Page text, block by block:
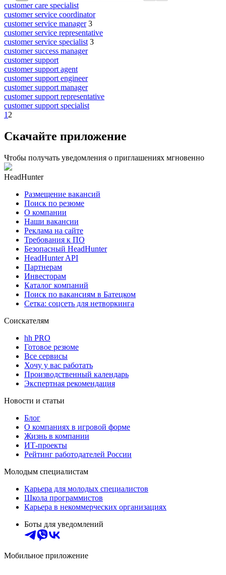
customer care specialist
customer service coordinator
customer service manager 3
customer service representative
customer service specialist 3
customer success manager
customer support
customer support agent
customer support engineer
customer support manager
customer support representative
customer support specialist
1 2
Скачайте приложение
Чтобы получать уведомления о приглашениях мгновенно
HeadHunter
Размещение вакансий
Поиск по резюме
О компании
Наши вакансии
Реклама на сайте
Требования к ПО
Безопасный HeadHunter
HeadHunter API
Партнерам
Инвесторам
Каталог компаний
Поиск по вакансиям в Батецком
Сетка: соцсеть для нетворкинга
Соискателям
hh PRO
Готовое резюме
Все сервисы
Хочу у вас работать
Производственный календарь
Экспертная рекомендация
Новости и статьи
Блог
О компаниях в игровой форме
Жизнь в компании
ИТ-проекты
Рейтинг работодателей России
Молодым специалистам
Карьера для молодых специалистов
Школа программистов
Карьера в некоммерческих организациях
Боты для уведомлений
Мобильное приложение